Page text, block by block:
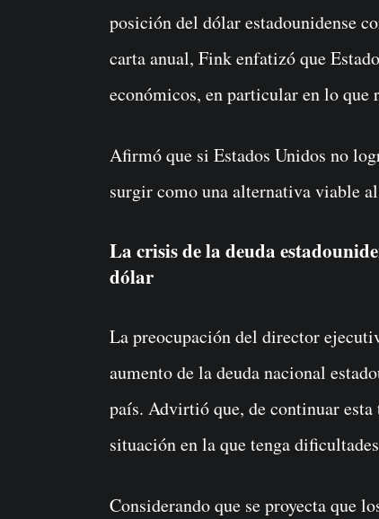
posición del dólar estadounidense
carta anual, Fink enfatizó que
económicos, en particular en lo que
Afirmó que si Estados Unidos no
surgir como una alternativa viable
La crisis de la deuda
dólar
La preocupación del director
aumento de la deuda nacional
país. Advirtió que, de continuar
situación en la que tenga
Considerando que se proyecta que